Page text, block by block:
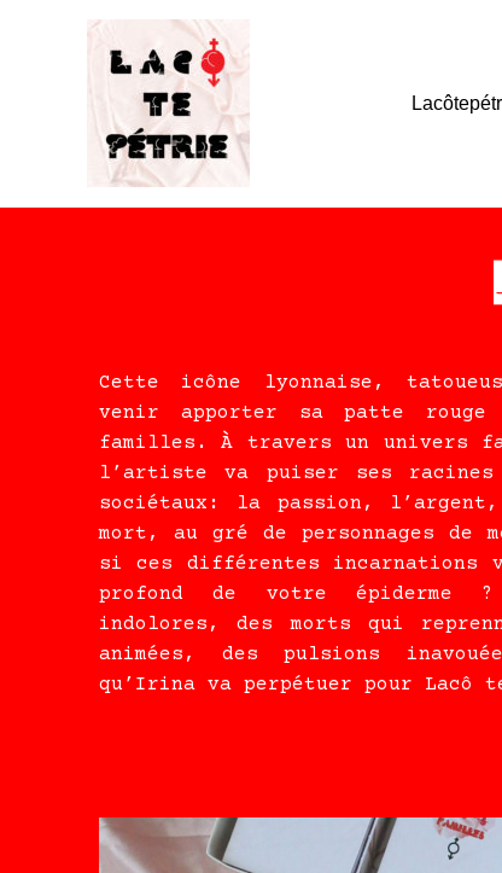
Cette icône lyonnaise,
venir apporter sa patte
familles. À travers un univers
l’artiste va puiser ses
sociétaux: la passion,
mort, au gré de personnages de
si ces différentes incarnations
profond de votre épiderme
indolores, des morts qui
animées, des pulsions
qu’Irina va perpétuer pour Lacô